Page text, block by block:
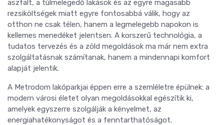
aszfalt, a túlmelegedő lakások és az egyre magasabb
rezsiköltségek miatt egyre fontosabbá válik, hogy az
otthon ne csak télen, hanem a legmelegebb napokon is
kellemes menedéket jelentsen. A korszerű technológia, a
tudatos tervezés és a zöld megoldások ma már nem extra
szolgáltatásnak számítanak, hanem a mindennapi komfort
alapját jelentik.
A Metrodom lakóparkjai éppen erre a szemléletre épülnek: a
modern városi életet olyan megoldásokkal egészítik ki,
amelyek egyszerre szolgálják a kényelmet, az
energiahatékonyságot és a fenntarthatóságot.